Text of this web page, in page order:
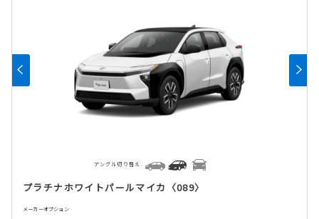
プラチナホワイトパールマイカ〈089〉
メーカーオプション
アングル切り替え